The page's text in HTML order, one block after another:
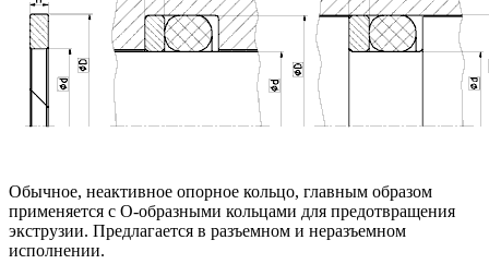
Обычное, неактивное опорное кольцо, главным образом
применяется с О-образными кольцами для предотвращения
экструзии. Предлагается в разъемном и неразъемном
исполнении.